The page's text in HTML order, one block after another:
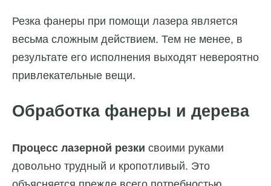
Резка фанеры при помощи лазера является
весьма сложным действием. Тем не менее, в
результате его исполнения выходят невероятно
привлекательные вещи.
Обработка фанеры и дерева
Процесс лазерной резки своими руками
довольно трудный и кропотливый. Это